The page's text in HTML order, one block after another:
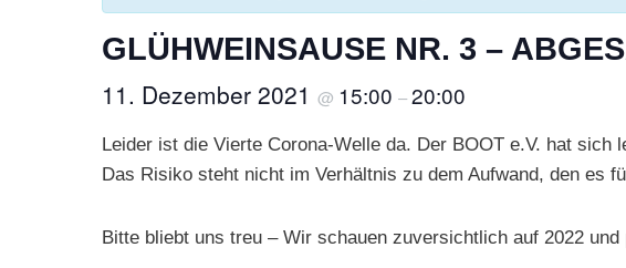
GLÜHWEINSAUSE NR. 3 –
11. Dezember 2021 @ 15:00 –20:00
Leider ist die Vierte Corona-Welle da. Der BOOT e.V. hat
Das Risiko steht nicht im Verhältnis zu dem Aufwand, den es
Bitte bliebt uns treu – Wir schauen zuversichtlich auf 2022